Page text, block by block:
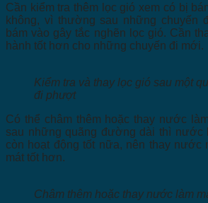
Cần kiểm tra thêm lọc gió xem có bị
không, vì thường sau những chuyến
bám vào gây tắc nghẽn lọc gió. Cần
hành tốt hơn cho những chuyến đi mới.
Kiểm tra và thay lọc gió sau một
đi phượt
Có thể châm thêm hoặc thay nước
sau những quãng đường dài thì nước
còn hoạt động tốt nữa, nên thay
mát tốt hơn.
Châm thêm hoặc thay nước làm